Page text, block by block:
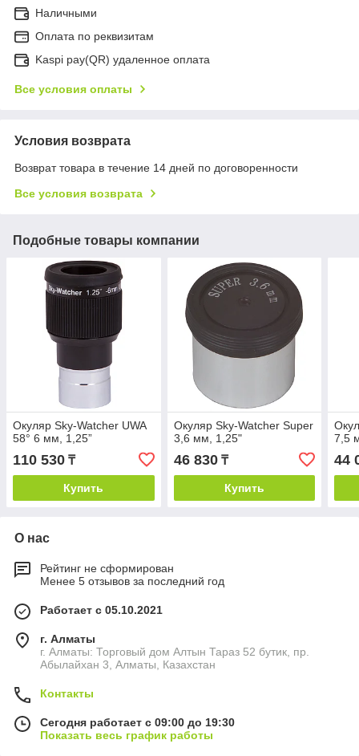
Наличными
Оплата по реквизитам
Kaspi pay(QR) удаленное оплата
Все условия оплаты
Условия возврата
Возврат товара в течение 14 дней по договоренности
Все условия возврата
Подобные товары компании
Окуляр Sky-Watcher UWA
58° 6 мм, 1,25”
110 530 ₸
Купить
Окуляр Sky-Watcher Super
3,6 мм, 1,25"
46 830₸
Купить
7,5
44
О нас
Рейтинг не сформирован
Менее 5 отзывов за последний год
Работает с 05.10.2021
г. Алматы
г. Алматы: Торговый дом Алтын Тараз 52 бутик, пр.
Абылайхан 3, Алматы, Казахстан
Контакты
Сегодня работает с 09:00 до 19:30
Показать весь график работы